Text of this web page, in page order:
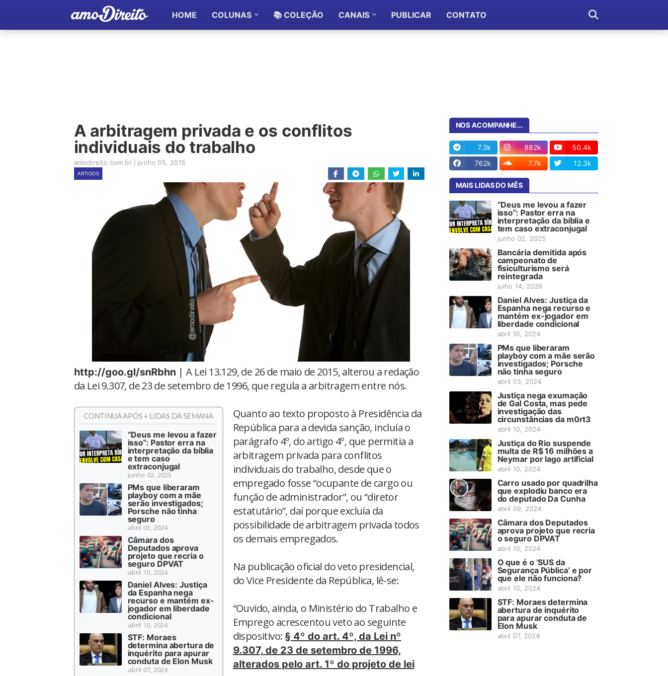
HOME COLUNAS 📚 COLEÇÃO CANAIS PUBLICAR CONTATO
A arbitragem privada e os conflitos
individuais do trabalho
amodireito.com.br junho 05, 2015
ARTIGOS
http://goo.gl/snRbhn| A Lei 13.129, de 26 de maio de 2015, alterou a redação
da Lei 9.307, de 23 de setembro de 1996, que regula a arbitragem entre nós.
CONTINUA APÓS + LIDAS DA SEMANA
“Deus me levou a fazer
isso”: Pastor erra na
interpretação da bíblia
e tem caso
extraconjugal
junho 02, 2025
PMs que liberaram
playboy com a mãe
serão investigados;
Porsche não tinha
seguro
abril 03, 2024
Câmara dos
Deputados aprova
projeto que recria o
seguro DPVAT
abril 10, 2024
Daniel Alves: Justiça
da Espanha nega
recurso e mantém ex-
jogador em liberdade
condicional
abril 10, 2024
STF: Moraes
determina abertura de
inquérito para apurar
conduta de Elon Musk
abril 07, 2024
Quanto ao texto proposto à Presidência da
República para a devida sanção, incluía o
parágrafo 4º, do artigo 4º, que permitia a
arbitragem privada para conflitos
individuais do trabalho, desde que o
empregado fosse “ocupante de cargo ou
função de administrador”, ou “diretor
estatutário”, daí porque excluía da
possibilidade de arbitragem privada todos
os demais empregados.
Na publicação oficial do veto presidencial,
do Vice Presidente da República, lê-se:
“Ouvido, ainda, o Ministério do Trabalho e
Emprego acrescentou veto ao seguinte
dispositivo: § 4º do art. 4º, da Lei nº
9.307, de 23 de setembro de 1996,
alterados pelo art. 1º do projeto de lei
NOS ACOMPANHE...
7.3k 882k
50.4k
762k
7.7k 12.3k
MAIS LIDAS DO MÊS
“Deus me levou a fazer
isso”: Pastor erra na
interpretação da bíblia e
tem caso extraconjugal
junho 02, 2025
Bancária demitida após
campeonato de
fisiculturismo será
reintegrada
julho 14, 2026
Daniel Alves: Justiça da
Espanha nega recurso e
mantém ex-jogador em
liberdade condicional
abril 10, 2024
PMs que liberaram
playboy com a mãe serão
investigados; Porsche
não tinha seguro
abril 03, 2024
Justiça nega exumação
de Gal Costa, mas pede
investigação das
circunstâncias da m0rt3
abril 10, 2024
Justiça do Rio suspende
multa de R$ 16 milhões a
Neymar por lago artificial
abril 10, 2024
Carro usado por quadrilha
que explodiu banco era
do deputado Da Cunha
abril 09, 2024
Câmara dos Deputados
aprova projeto que recria
o seguro DPVAT
abril 10, 2024
O que é o ‘SUS da
Segurança Pública’ e por
que ele não funciona?
abril 10, 2024
STF: Moraes determina
abertura de inquérito
para apurar conduta de
Elon Musk
abril 07, 2024